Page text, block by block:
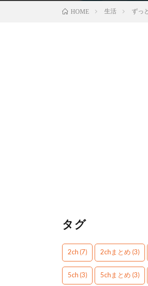
HOME 生活 ずっ
タグ
2ch (7) 2chまとめ (3)
5ch (3) 5chまとめ (3)